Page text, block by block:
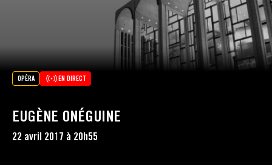
OPÉRA EN DIRECT
EUGÈNE ONÉGUINE
22 avril 2017 à 20h55